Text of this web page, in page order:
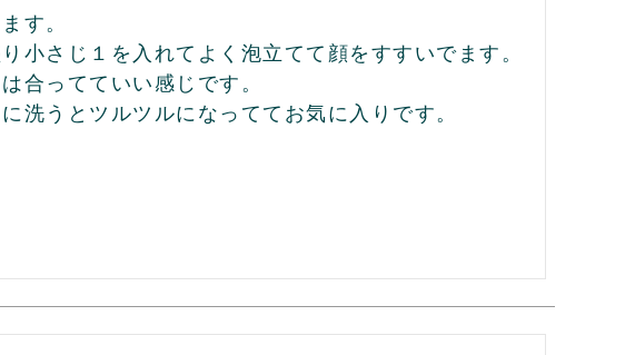
す。
小さじ１を入れてよく泡立てて顔をすすいでます。
合ってていい感じです。
洗うとツルツルになっててお気に入りです。